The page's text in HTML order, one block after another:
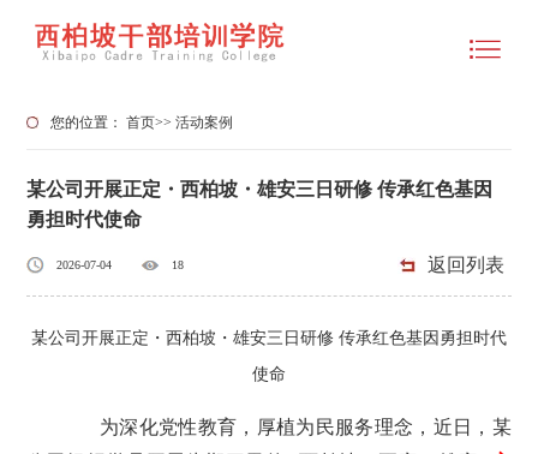
您的位置：首页>>活动案例
某公司开展正定・西柏坡・雄安三日研修 传承红色基因
勇担时代使命
2026-07-04 18 返回列表
某公司开展正定・西柏坡・雄安三日研修 传承红色基因勇担时代
使命
为深化党性教育，厚植为民服务理念，近日，某